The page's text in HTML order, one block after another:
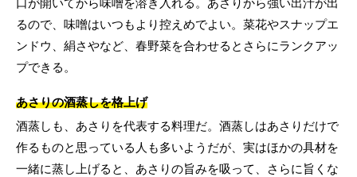
口が開いてから味噌を溶き入れる。あさりから強い出汁が出
るので、味噌はいつもより控えめでよい。菜花やスナップエ
ンドウ、絹さやなど、春野菜を合わせるとさらにランクアッ
プできる。
あさりの酒蒸しを格上げ
酒蒸しも、あさりを代表する料理だ。酒蒸しはあさりだけで
作るものと思っている人も多いようだが、実はほかの具材を
一緒に蒸し上げると、あさりの旨みを吸って、さらに旨くな